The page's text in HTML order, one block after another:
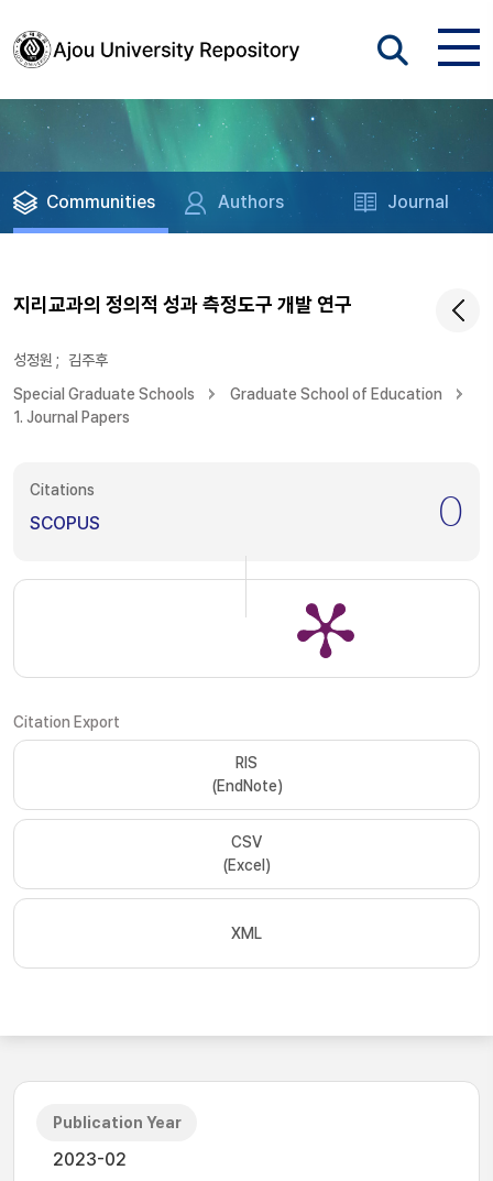
Communities Authors Journal
지리교과의 정의적 성과 측정도구 개발 연구
성정원 ;
김주후
Special Graduate Schools
Graduate School of Education
1. Journal Papers
Citations
SCOPUS 0
Citation Export
RIS
(EndNote)
CSV
(Excel)
XML
Publication Year
2023-02